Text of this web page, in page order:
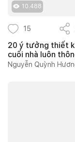
10.488
15
20 ý tưởng thiết
cuối nhà luôn
Nguyễn Quỳnh